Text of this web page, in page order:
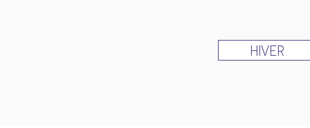
HIVER